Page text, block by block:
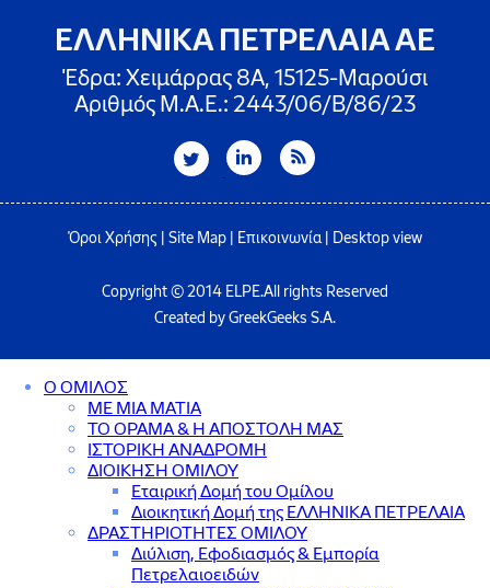
ΕΛΛΗΝΙΚΑ ΠΕΤΡΕΛΑΙΑ ΑΕ
Έδρα: Χειμάρρας 8A, 15125-Μαρούσι
Αριθμός Μ.Α.Ε.: 2443/06/Β/86/23
Όροι Χρήσης Site Map Επικοινωνία| Desktop view
Copyright © 2014 ELPE.All rights Reserved
Created by GreekGeeks S.A.
Ο ΟΜΙΛΟΣ
ΜΕ ΜΙΑ ΜΑΤΙΑ
ΤΟ ΟΡΑΜΑ & Η ΑΠΟΣΤΟΛΗ ΜΑΣ
ΙΣΤΟΡΙΚΗ ΑΝΑΔΡΟΜΗ
ΔΙΟΙΚΗΣΗ ΟΜΙΛΟΥ
Εταιρική Δομή του Ομίλου
Διοικητική Δομή της ΕΛΛΗΝΙΚΑ ΠΕΤΡΕΛΑΙΑ
ΔΡΑΣΤΗΡΙΟΤΗΤΕΣ ΟΜΙΛΟΥ
Διύλιση, Εφοδιασμός & Εμπορία
Πετρελαιοειδών